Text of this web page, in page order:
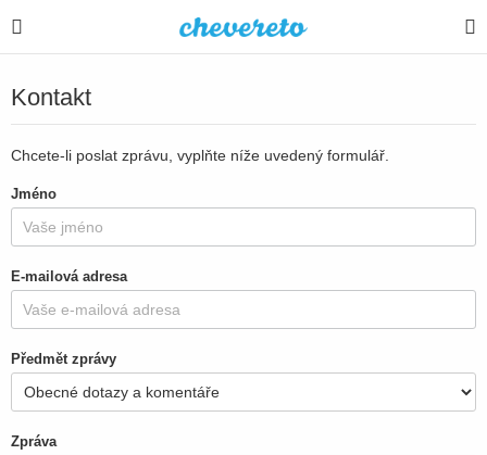
Kontakt
Chcete-li poslat zprávu, vyplňte níže uvedený formulář.
Jméno
E-mailová adresa
Předmět zprávy
Zpráva